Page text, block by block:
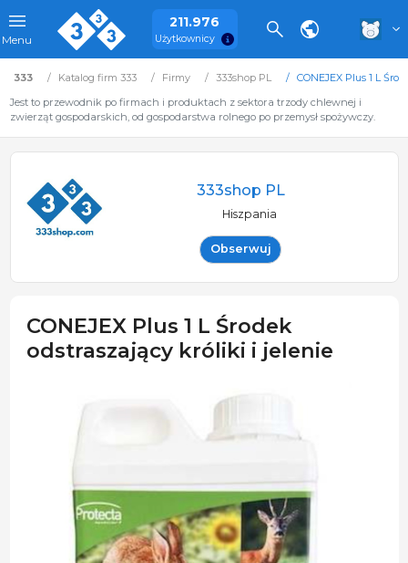
Menu
211.976
Użytkownicy
333 Katalog firm 333 Firmy 333shop PL
CONEJEX Plus 1 L
Jest to przewodnik po firmach i produktach z sektora trzody chlewnej i
zwierząt gospodarskich, od gospodarstwa rolnego po przemysł spożywczy.
333shop PL
Hiszpania
Obserwuj
CONEJEX Plus 1 L Środek
odstraszający króliki i jelenie